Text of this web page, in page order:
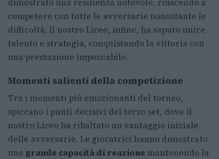
dimostrato una resilienza notevole, riuscendo a
competere con tutte le avversarie nonostante le
difficoltà. Il nostro Liceo, infine, ha saputo unire
talento e strategia, conquistando la vittoria con
una prestazione impeccabile.
Momenti salienti della competizione
Tra i momenti più emozionanti del torneo,
spiccano i punti decisivi del terzo set, dove il
nostro Liceo ha ribaltato un vantaggio iniziale
delle avversarie. Le giocatrici hanno dimostrato
una grande capacità di reazione mantenendo la